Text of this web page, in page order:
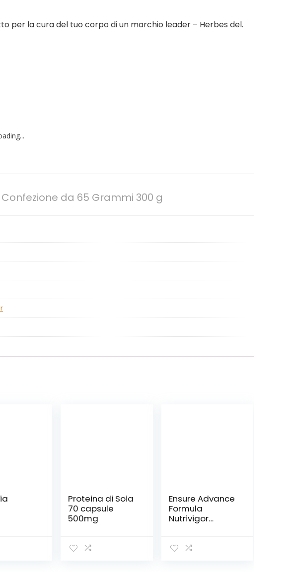
per la cura del tuo corpo di un marchio leader – Herbes del.
da 65 Grammi 300 g
Proteina di Soia
70 capsule
500mg
Ensure Advance
Formula
Nutrivigor
proteico in